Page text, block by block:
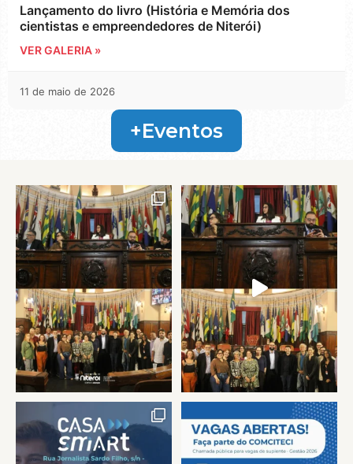
Lançamento do livro (História e Memória dos
cientistas e empreendedores de Niterói)
VER GALERIA »
11 de maio de 2026
+Eventos